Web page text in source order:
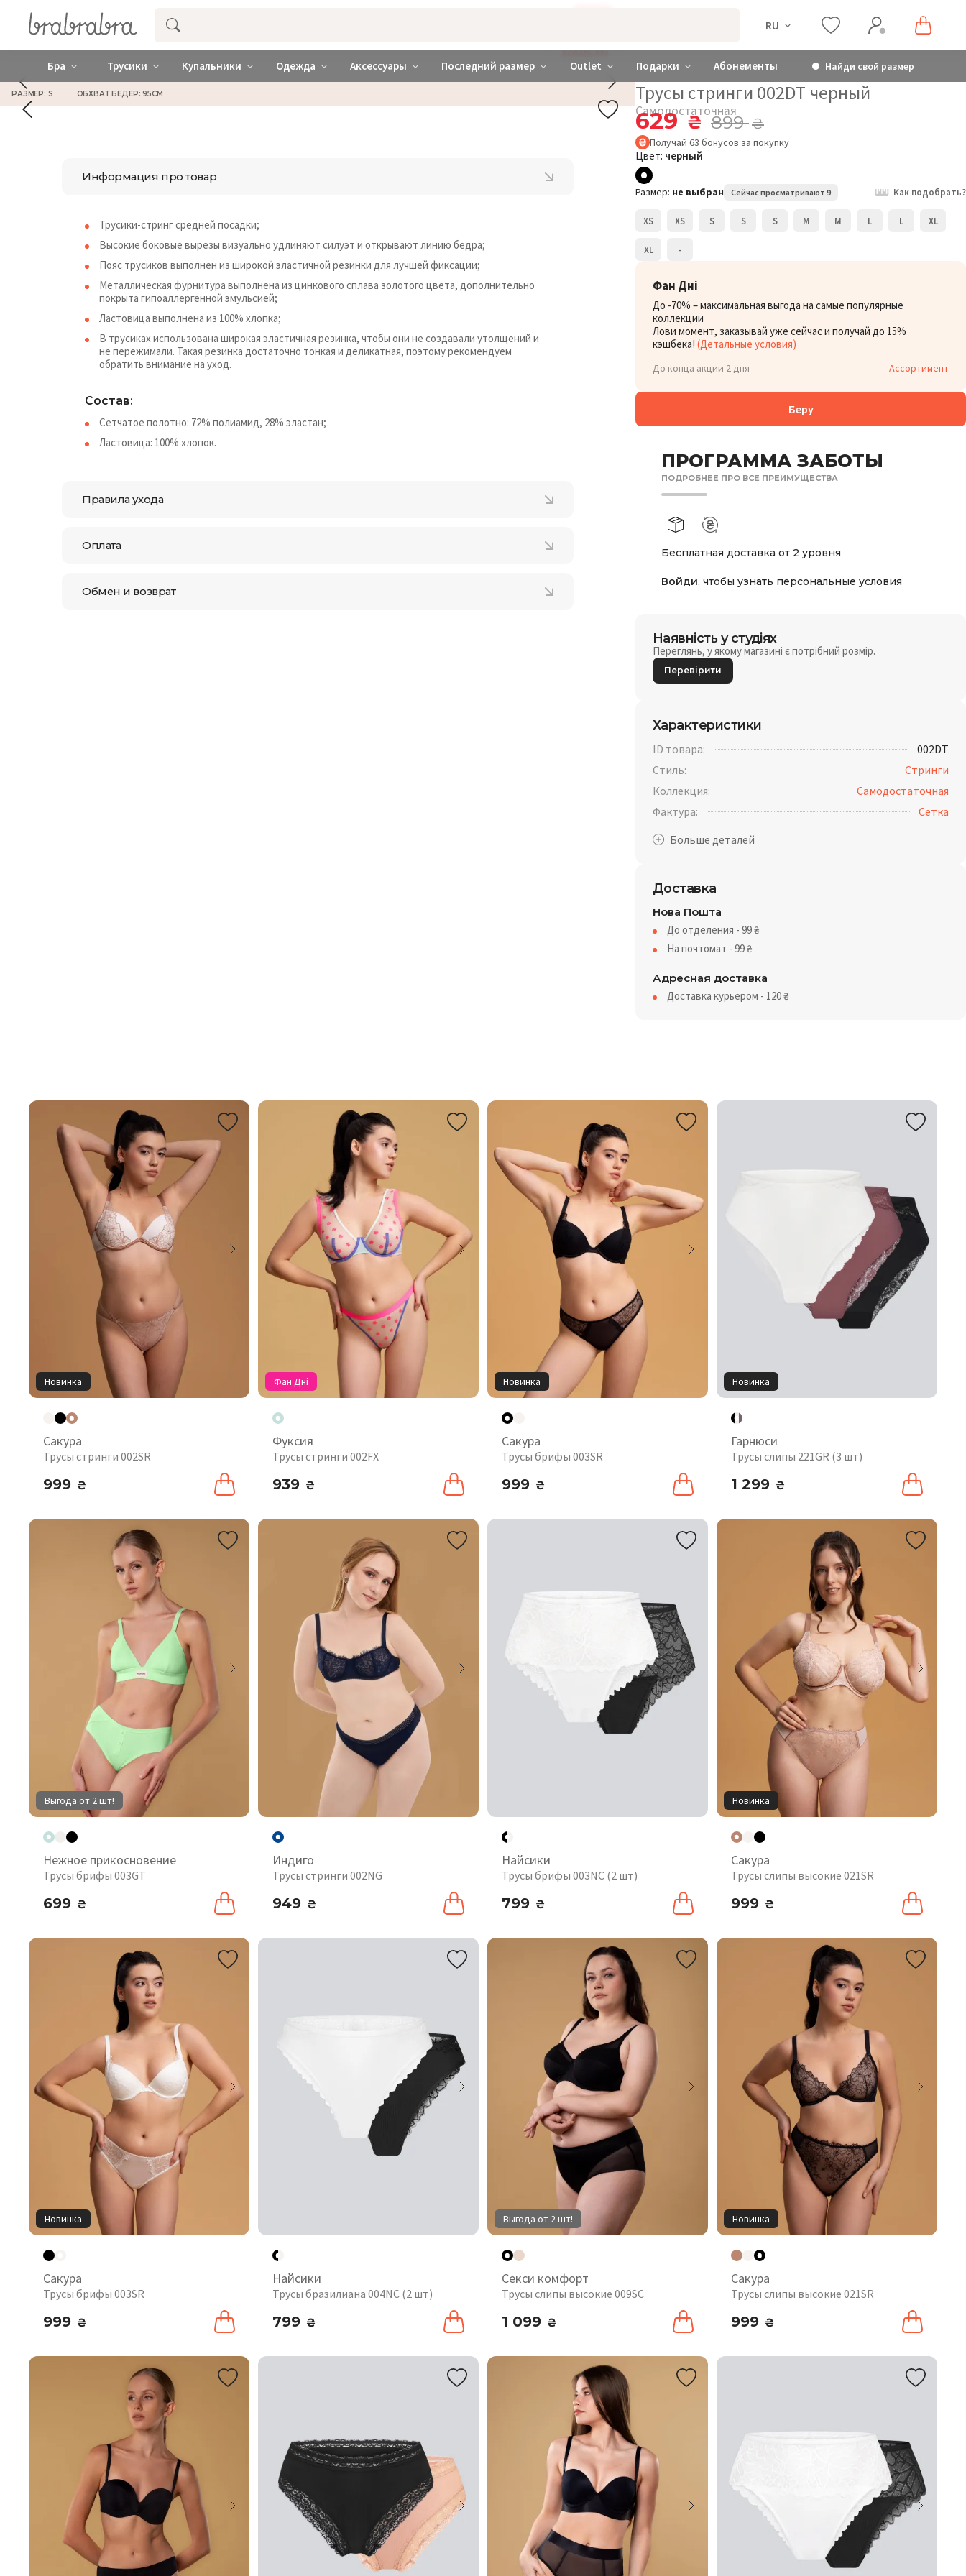
Купить нижнее женское белье ❤️ brabrabra ❤️ Киев и Украина RU
Бра Трусики Купальники Одежда Аксессуары Последний размер Outlet Подарки Абонементы Найди свой размер
ДОБАВЬ БРА
РАЗМЕР: S ОБХВАТ БЕДЕР: 95СМ Трусы стринги 002DT черный
Самодостаточная
629₴ 899₴
Получай 63 бонусов за покупку
Цвет: черный
Размер: не выбран Сейчас просматривают 9 Как подобрать?
XS XS S S S M M L L XL
XL -
Фан Дні
До -70% – максимальная выгода на самые популярные
коллекции
Лови момент, заказывай уже сейчас и получай до 15%
кэшбека! (Детальные условия)
До конца акции 2 дня Ассортимент
Беру
ПРОГРАММА ЗАБОТЫ
ПОДРОБНЕЕ ПРО ВСЕ ПРЕИМУЩЕСТВА
Бесплатная доставка от 2 уровня
Войди, чтобы узнать персональные условия
Наявність у студіях
Переглянь, у якому магазині є потрібний розмір.
Перевірити
Характеристики
ID товара:
002DT
Стиль:
Стринги
Коллекция:
Самодостаточная
Фактура:
Cетка
Доставка
Нова Пошта
До отделения - 99₴
На почтомат - 99₴
Адресная доставка
Доставка курьером - 120₴
Информация про товар
Трусики-стринг средней посадки;
Высокие боковые вырезы визуально удлиняют силуэт и открывают линию бедра;
Пояс трусиков выполнен из широкой эластичной резинки для лучшей фиксации;
Металлическая фурнитура выполнена из цинкового сплава золотого цвета, дополнительно
покрыта гипоаллергенной эмульсией;
Ластовица выполнена из 100% хлопка;
В трусиках использована широкая эластичная резинка, чтобы они не создавали утолщений и
не пережимали. Такая резинка достаточно тонкая и деликатная, поэтому рекомендуем
обратить внимание на уход.
Состав:
Сетчатое полотно: 72% полиамид, 28% эластан;
Ластовица: 100% хлопок.
Правила ухода
Оплата
Обмен и возврат
Новинка
Сакура
Трусы стринги 002SR
999 ₴
Фан Дні
Фуксия
Трусы стринги 002FX
939 ₴
Новинка
Сакура
Трусы брифы 003SR
999 ₴
Новинка
Гарнюси
Трусы слипы 221GR (3 шт)
1 299 ₴
Выгода от 2 шт!
Нежное прикосновение
Трусы брифы 003GT
699 ₴
Индиго
Трусы стринги 002NG
949 ₴
Найсики
Трусы брифы 003NC (2 шт)
799 ₴
Новинка
Сакура
Трусы слипы высокие 021SR
999 ₴
Новинка
Сакура
Трусы брифы 003SR
999 ₴
Найсики
Трусы бразилиана 004NC (2 шт)
799 ₴
Выгода от 2 шт!
Секси комфорт
Трусы слипы высокие 009SC
1 099 ₴
Новинка
Сакура
Трусы слипы высокие 021SR
999 ₴